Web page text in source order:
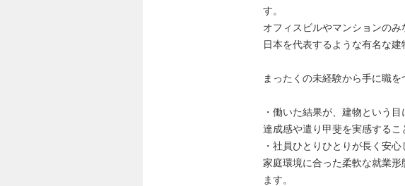
す。
オフィスビルやマンションのみ
日本を代表するような有名な建
まったくの未経験から手に職
・働いた結果が、建物という
達成感や遣り甲斐を実感するこ
・社員ひとりひとりが長く安
家庭環境に合った柔軟な就業
ます。